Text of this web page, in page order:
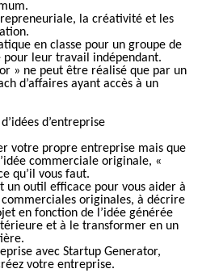
la créativité et les
en classe pour un groupe de
pour leur travail indépendant.
» ne peut être réalisé que par un
d’affaires ayant accès à un
d’entreprise
votre propre entreprise mais que
commerciale originale, «
qu’il vous faut.
un outil efficace pour vous aider à
originales, à décrire
en fonction de l’idée générée
et à le transformer en un
avec Startup Generator,
votre entreprise.